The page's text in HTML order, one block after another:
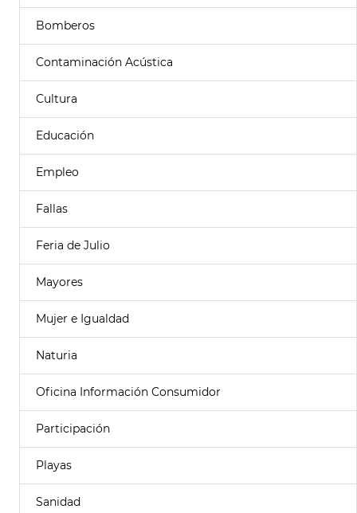
Bomberos
Contaminación Acústica
Cultura
Educación
Empleo
Fallas
Feria de Julio
Mayores
Mujer e Igualdad
Naturia
Oficina Información Consumidor
Participación
Playas
Sanidad